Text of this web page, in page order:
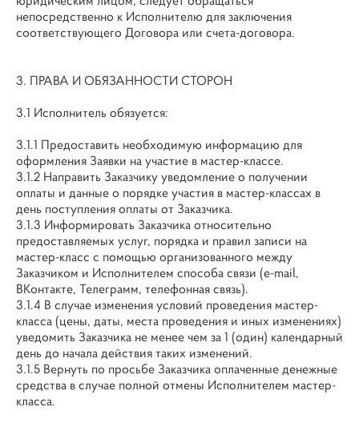
непосредственно к Исполнителю для заключения
соответствующего Договора или счета-договора.
3. ПРАВА И ОБЯЗАННОСТИ СТОРОН
3.1 Исполнитель обязуется:
3.1.1 Предоставить необходимую информацию для
оформления Заявки на участие в мастер-классе.
3.1.2 Направить Заказчику уведомление о получении
оплаты и данные о порядке участия в мастер-классах в
день поступления оплаты от Заказчика.
3.1.3 Информировать Заказчика относительно
предоставляемых услуг, порядка и правил записи на
мастер-класс с помощью организованного между
Заказчиком и Исполнителем способа связи (e-mail,
ВКонтакте, Телеграмм, телефонная связь).
3.1.4 В случае изменения условий проведения мастер-
класса (цены, даты, места проведения и иных изменениях)
уведомить Заказчика не менее чем за 1 (один) календарный
день до начала действия таких изменений.
3.1.5 Вернуть по просьбе Заказчика оплаченные денежные
средства в случае полной отмены Исполнителем мастер-
класса.